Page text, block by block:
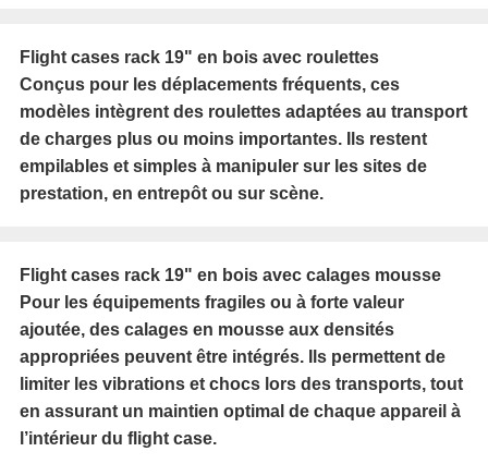
Flight cases rack 19" en bois avec roulettes
Conçus pour les déplacements fréquents, ces
modèles intègrent des roulettes adaptées au transport
de charges plus ou moins importantes. Ils restent
empilables et simples à manipuler sur les sites de
prestation, en entrepôt ou sur scène.
Flight cases rack 19" en bois avec calages mousse
Pour les équipements fragiles ou à forte valeur
ajoutée, des calages en mousse aux densités
appropriées peuvent être intégrés. Ils permettent de
limiter les vibrations et chocs lors des transports, tout
en assurant un maintien optimal de chaque appareil à
l’intérieur du flight case.